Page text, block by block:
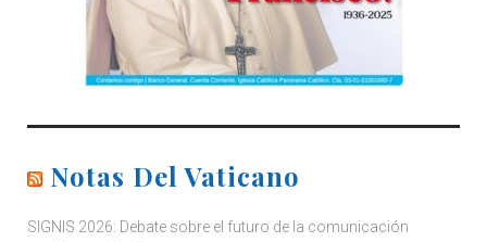
Notas Del Vaticano
SIGNIS 2026: Debate sobre el futuro de la comunicación